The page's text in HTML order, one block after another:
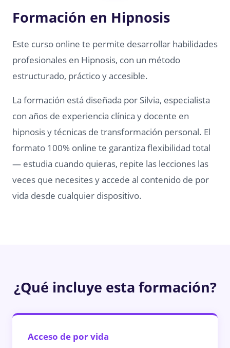
Formación en Hipnosis
Este curso online te permite desarrollar habilidades
profesionales en Hipnosis, con un método
estructurado, práctico y accesible.
La formación está diseñada por Silvia, especialista
con años de experiencia clínica y docente en
hipnosis y técnicas de transformación personal. El
formato 100% online te garantiza flexibilidad total
— estudia cuando quieras, repite las lecciones las
veces que necesites y accede al contenido de por
vida desde cualquier dispositivo.
¿Qué incluye esta formación?
Acceso de por vida